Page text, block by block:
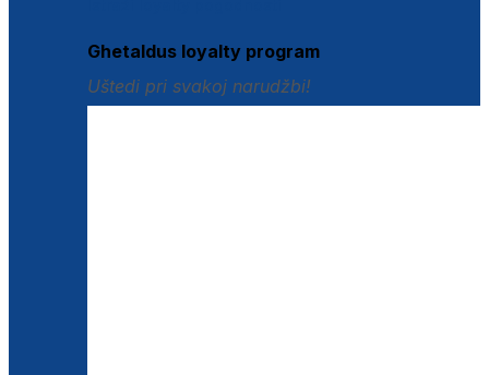
Ghetaldus loyalty program
Uštedi pri svakoj narudžbi!